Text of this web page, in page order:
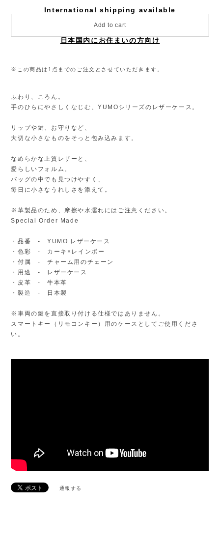
International shipping available
Add to cart
日本国内にお住まいの方向け
※この商品は1点までのご注文とさせていただきます。
ふわり、ころん。
手のひらにやさしくなじむ、YUMOシリーズのレザーケース。
リップや鍵、お守りなど、
大切な小さなものをそっと包み込みます。
なめらかな上質レザーと、
愛らしいフォルム。
バッグの中でも見つけやすく、
毎日に小さなうれしさを添えて。
※革製品のため、摩擦や水濡れにはご注意ください。
Special Order Made
・品番 - YUMO レザーケース
・色彩 - カーキ×レインボー
・付属 - チャーム用のチェーン
・用途 - レザーケース
・皮革 - 牛本革
・製造 - 日本製
※車両の鍵を直接取り付ける仕様ではありません。
スマートキー（リモコンキー）用のケースとしてご使用くださ
い。
通報する